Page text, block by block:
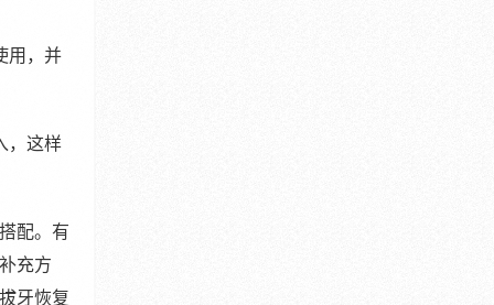
用，并
，这样
配。有
充方
牙恢复